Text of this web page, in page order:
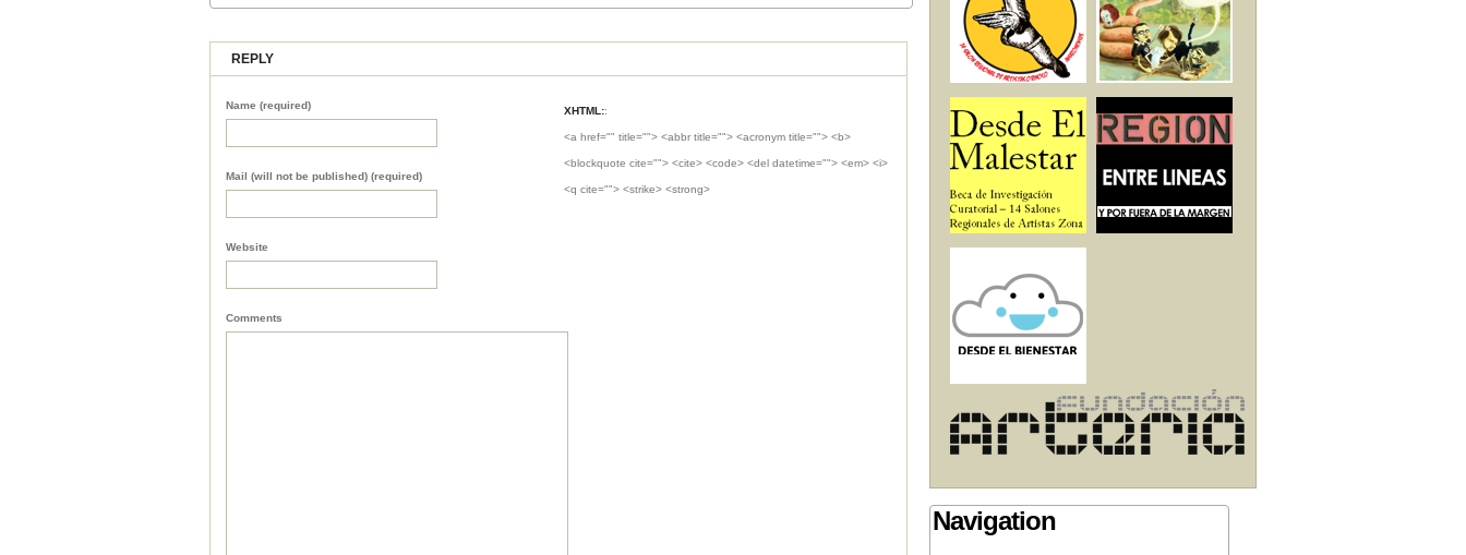
REPLY
XHTML::
<a href="" title=""> <abbr title=""> <acronym title=""> <b>
<blockquote cite=""> <cite> <code> <del datetime=""> <em> <i>
<q cite=""> <strike> <strong>
Name (required)
Mail (will not be published) (required)
Website
Comments
Navigation